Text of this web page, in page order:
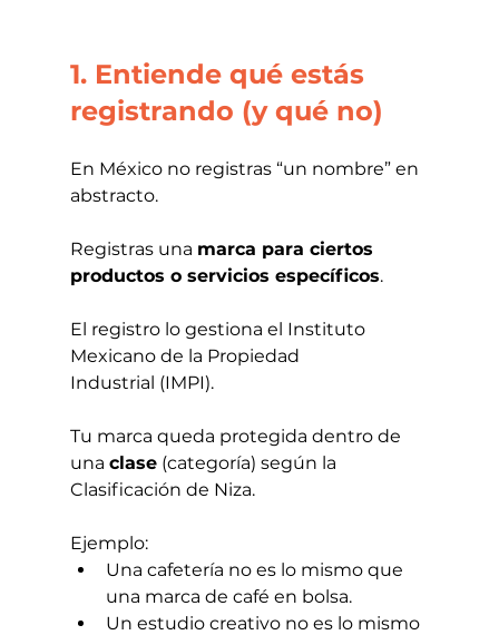
1. Entiende qué estás
registrando (y qué no)
En México no registras “un nombre” en
abstracto.
Registras una marca para ciertos
productos o servicios específicos.
El registro lo gestiona el Instituto
Mexicano de la Propiedad
Industrial (IMPI).
Tu marca queda protegida dentro de
una clase (categoría) según la
Clasificación de Niza.
Ejemplo:
Una cafetería no es lo mismo que
una marca de café en bolsa.
Un estudio creativo no es lo mismo